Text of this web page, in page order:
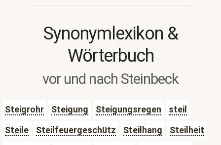
Synonymlexikon &
Wörterbuch
vor und nach Steinbeck
Steigrohr Steigung Steigungsregen
steil
Steile
Steilfeuergeschütz Steilhang
Steilheit